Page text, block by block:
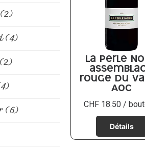
(2)
(4)
(2)
(6)
La Perle
rouge du
AOC
CHF18.50 /